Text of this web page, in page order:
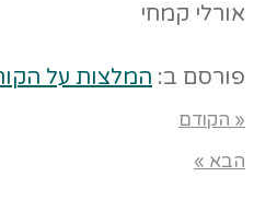
אורלי קמחי
פורסם ב: המלצות על
« הקודם
הבא »